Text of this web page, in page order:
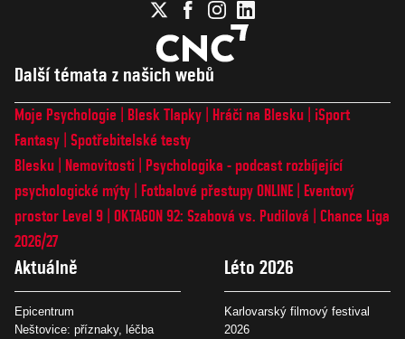
Další témata z našich webů
Moje Psychologie Blesk Tlapky Hráči na Blesku
iSport
Fantasy Spotřebitelské testy
Blesku
Nemovitosti
Psychologika - podcast rozbíjející
psychologické mýty
Fotbalové přestupy ONLINE
Eventový
prostor Level 9 OKTAGON 92: Szabová vs. Pudilová
Chance Liga
2026/27
Aktuálně
Epicentrum
Neštovice: příznaky, léčba
Léto 2026
Karlovarský filmový festival
2026